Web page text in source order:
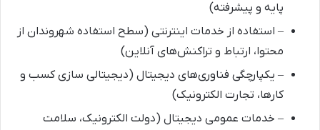
پایه و پیشرفته)
– استفاده از خدمات اینترنتی (سطح استفاده شهروندان از
محتوا، ارتباط و تراکنش‌های آنلاین)
– یکپارچگی فناوری‌های دیجیتال (دیجیتالی سازی کسب و
کارها، تجارت الکترونیک)
– خدمات عمومی دیجیتال (دولت الکترونیک، سلامت